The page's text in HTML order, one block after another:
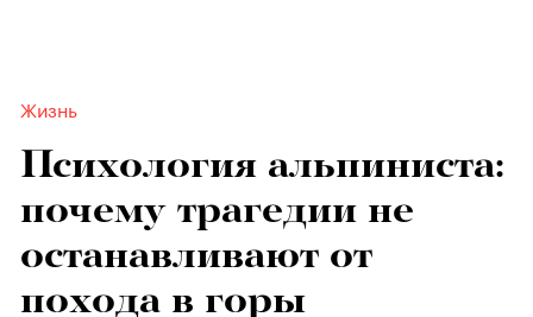
Жизнь
Психология альпиниста:
почему трагедии не
останавливают от
похода в горы